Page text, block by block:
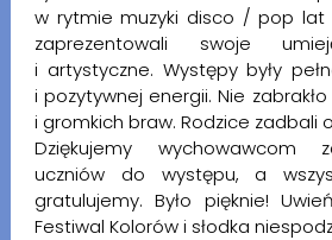
w rytmie muzyki disco / pop lat
zaprezentowali swoje
i artystyczne. Występy były
i pozytywnej energii. Nie
i gromkich braw. Rodzice zadbali
Dziękujemy wychowawcom
uczniów do występu, a
gratulujemy. Było pięknie!
Festiwal Kolorów i słodka